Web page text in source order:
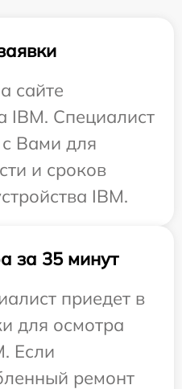
сайте
IBM. Специалист
с Вами для
и сроков
IBM.
за 35 минут
приедет в
для осмотра
Если
ремонт